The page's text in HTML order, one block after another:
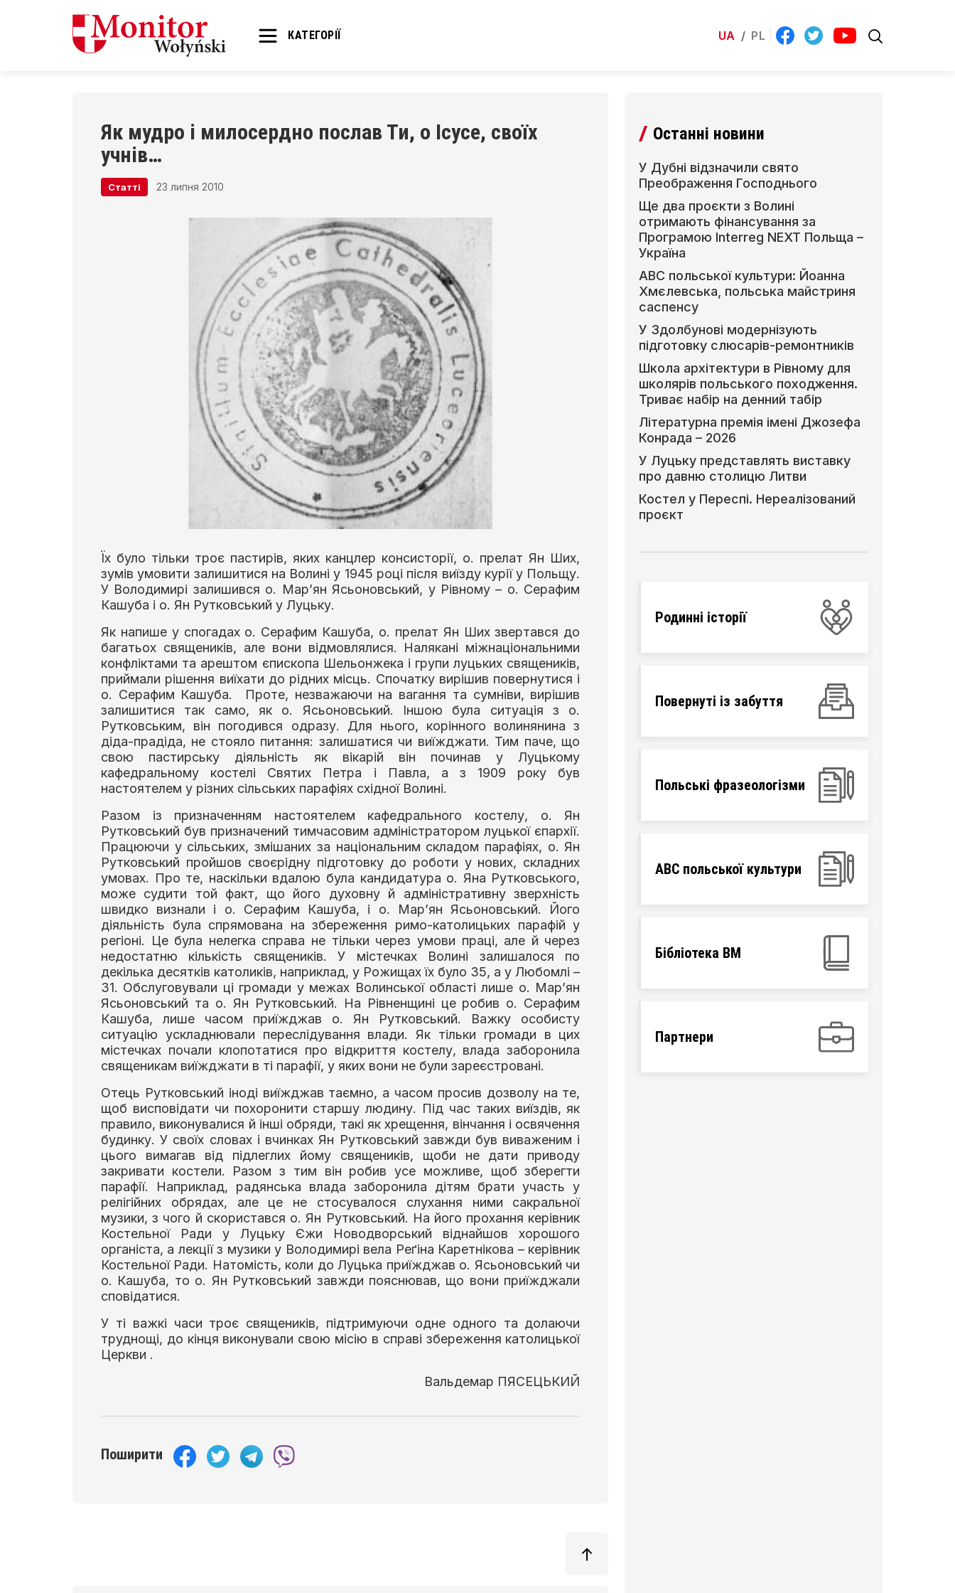
КАТЕГОРІЇ UA / PL
Як мудро і милосердно послав Ти, о Ісусе, своїх
учнів…
Статті 23 липня 2010
Їх було тільки троє пастирів, яких канцлер консисторії, о. прелат Ян Ших,
зумів умовити залишитися на Волині у 1945 році після виїзду курії у Польщу.
У Володимирі залишився о. Мар’ян Ясьоновський, у Рівному – о. Серафим
Кашуба і о. Ян Рутковський у Луцьку.
Як напише у спогадах о. Серафим Кашуба, о. прелат Ян Ших звертався до
багатьох священиків, але вони відмовлялися. Налякані міжнаціональними
конфліктами та арештом єпископа Шельонжека і групи луцьких священиків,
приймали рішення виїхати до рідних місць. Спочатку вирішив повернутися і
о. Серафим Кашуба. Проте, незважаючи на вагання та сумніви, вирішив
залишитися так само, як о. Ясьоновський. Іншою була ситуація з о.
Рутковським, він погодився одразу. Для нього, корінного волинянина з
діда-прадіда, не стояло питання: залишатися чи виїжджати. Тим паче, що
свою пастирську діяльність як вікарій він починав у Луцькому
кафедральному костелі Святих Петра і Павла, а з 1909 року був
настоятелем у різних сільських парафіях східної Волині.
Разом із призначенням настоятелем кафедрального костелу, о. Ян
Рутковський був призначений тимчасовим адміністратором луцької єпархії.
Працюючи у сільських, змішаних за національним складом парафіях, о. Ян
Рутковський пройшов своєрідну підготовку до роботи у нових, складних
умовах. Про те, наскільки вдалою була кандидатура о. Яна Рутковського,
може судити той факт, що його духовну й адміністративну зверхність
швидко визнали і о. Серафим Кашуба, і о. Мар’ян Ясьоновський. Його
діяльність була спрямована на збереження римо-католицьких парафій у
регіоні. Це була нелегка справа не тільки через умови праці, але й через
недостатню кількість священиків. У містечках Волині залишалося по
декілька десятків католиків, наприклад, у Рожищах їх було 35, а у Любомлі –
31. Обслуговували ці громади у межах Волинської області лише о. Мар’ян
Ясьоновський та о. Ян Рутковський. На Рівненщині це робив о. Серафим
Кашуба, лише часом приїжджав о. Ян Рутковський. Важку особисту
ситуацію ускладнювали переслідування влади. Як тільки громади в цих
містечках почали клопотатися про відкриття костелу, влада заборонила
священикам виїжджати в ті парафії, у яких вони не були зареєстровані.
Отець Рутковський іноді виїжджав таємно, а часом просив дозволу на те,
щоб висповідати чи похоронити старшу людину. Під час таких виїздів, як
правило, виконувалися й інші обряди, такі як хрещення, вінчання і освячення
будинку. У своїх словах і вчинках Ян Рутковський завжди був виваженим і
цього вимагав від підлеглих йому священиків, щоби не дати приводу
закривати костели. Разом з тим він робив усе можливе, щоб зберегти
парафії. Наприклад, радянська влада заборонила дітям брати участь у
релігійних обрядах, але це не стосувалося слухання ними сакральної
музики, з чого й скористався о. Ян Рутковський. На його прохання керівник
Костельної Ради у Луцьку Єжи Новодворський віднайшов хорошого
органіста, а лекції з музики у Володимирі вела Реґіна Каретнікова – керівник
Костельної Ради. Натомість, коли до Луцька приїжджав о. Ясьоновський чи
о. Кашуба, то о. Ян Рутковський завжди пояснював, що вони приїжджали
сповідатися.
У ті важкі часи троє священиків, підтримуючи одне одного та долаючи
труднощі, до кінця виконували свою місію в справі збереження католицької
Церкви .
Вальдемар ПЯСЕЦЬКИЙ
Поширити
Останні новини
У Дубні відзначили свято
Преображення Господнього
Ще два проєкти з Волині
отримають фінансування за
Програмою Interreg NEXT Польща –
Україна
АВС польської культури: Йоанна
Хмєлевська, польська майстриня
саспенсу
У Здолбунові модернізують
підготовку слюсарів-ремонтників
Школа архітектури в Рівному для
школярів польського походження.
Триває набір на денний табір
Літературна премія імені Джозефа
Конрада – 2026
У Луцьку представлять виставку
про давню столицю Литви
Костел у Переспі. Нереалізований
проєкт
Родинні історії
Повернуті із забуття
Польські фразеологізми
ABC польської культури
Бібліотека ВМ
Партнери